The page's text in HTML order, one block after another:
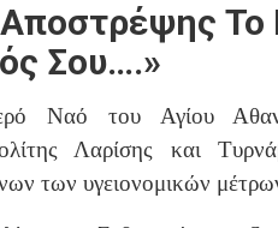
Το
Σου….»
Ναό του Αγίου
Λαρίσης και
των υγειονομικών